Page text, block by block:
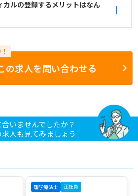
カルの登録するメリットはなん
の求人を問い合わせる
いませんでしたか？
人も見てみましょう
理学療法士 正社員